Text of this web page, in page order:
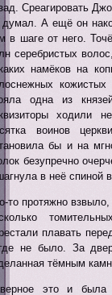
Среагировать
думал. А ещё он
в шаге от него.
серебристых
намёков на
одна из
ходили
воинов
бы и на
безупречно
в неё спиной
то протяжно
плавать
не было. За
тёмным
это и